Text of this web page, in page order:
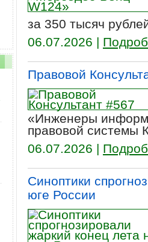
за 350 тысяч
06.07.2026 |
Правовой
«Инженеры
правовой системы
06.07.2026 |
Синоптики
юге России